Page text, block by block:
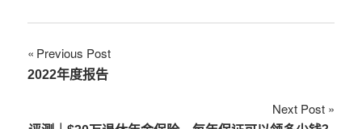
文
导
Previous Post
2022年度报告
Next Post